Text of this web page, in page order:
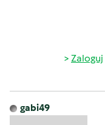
Zaloguj
gabi49